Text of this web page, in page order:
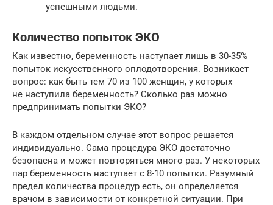
успешными людьми.
Количество попыток ЭКО
Как известно, беременность наступает лишь в 30-35%
попыток искусственного оплодотворения. Возникает
вопрос: как быть тем 70 из 100 женщин, у которых
не наступила беременность? Сколько раз можно
предпринимать попытки ЭКО?
В каждом отдельном случае этот вопрос решается
индивидуально. Сама процедура ЭКО достаточно
безопасна и может повторяться много раз. У некоторых
пар беременность наступает с 8-10 попытки. Разумный
предел количества процедур есть, он определяется
врачом в зависимости от конкретной ситуации. При